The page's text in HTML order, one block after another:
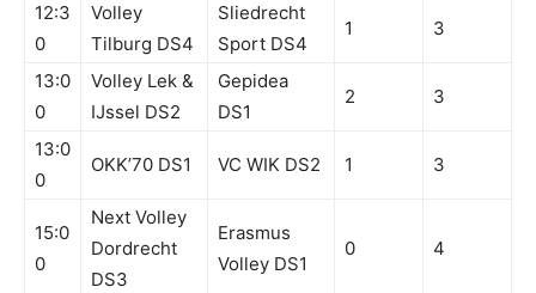
12:3
0
Volley
Tilburg DS4
Sliedrecht
Sport DS4
1 3
13:0
0
Volley Lek &
IJssel DS2
Gepidea
DS1
2 3
13:0
0
OKK’70 DS1 VC WIK DS2 1 3
15:0
0
Next Volley
Dordrecht
DS3
Erasmus
Volley DS1
0 4